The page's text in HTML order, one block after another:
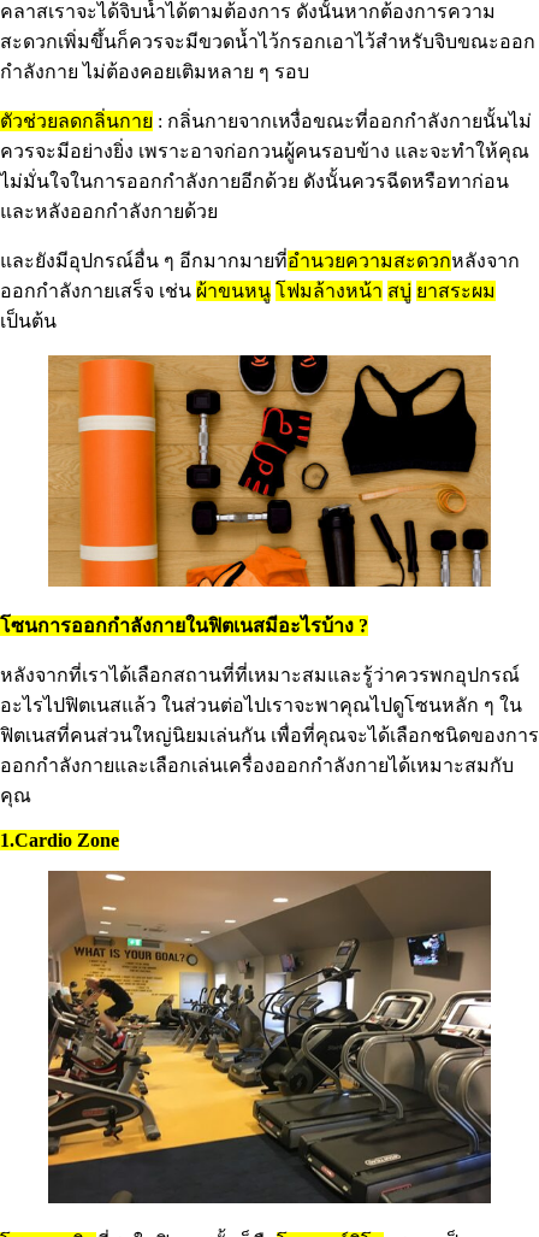
คลาสเราจะได้จิบน้ำได้ตามต้องการ ดังนั้นหากต้องการความ
สะดวกเพิ่มขึ้นก็ควรจะมีขวดน้ำไว้กรอกเอาไว้สำหรับจิบขณะออก
กำลังกาย ไม่ต้องคอยเติมหลาย ๆ รอบ
ตัวช่วยลดกลิ่นกาย : กลิ่นกายจากเหงื่อขณะที่ออกกำลังกายนั้นไม่
ควรจะมีอย่างยิ่ง เพราะอาจก่อกวนผู้คนรอบข้าง และจะทำให้คุณ
ไม่มั่นใจในการออกกำลังกายอีกด้วย ดังนั้นควรฉีดหรือทาก่อน
และหลังออกกำลังกายด้วย
และยังมีอุปกรณ์อื่น ๆ อีกมากมายที่อำนวยความสะดวกหลังจาก
ออกกำลังกายเสร็จ เช่น ผ้าขนหนู โฟมล้างหน้า สบู่ ยาสระผม
เป็นต้น
โซนการออกกำลังกายในฟิตเนสมีอะไรบ้าง ?
หลังจากที่เราได้เลือกสถานที่ที่เหมาะสมและรู้ว่าควรพกอุปกรณ์
อะไรไปฟิตเนสแล้ว ในส่วนต่อไปเราจะพาคุณไปดูโซนหลัก ๆ ใน
ฟิตเนสที่คนส่วนใหญ่นิยมเล่นกัน เพื่อที่คุณจะได้เลือกชนิดของการ
ออกกำลังกายและเลือกเล่นเครื่องออกกำลังกายได้เหมาะสมกับ
คุณ
1.Cardio Zone